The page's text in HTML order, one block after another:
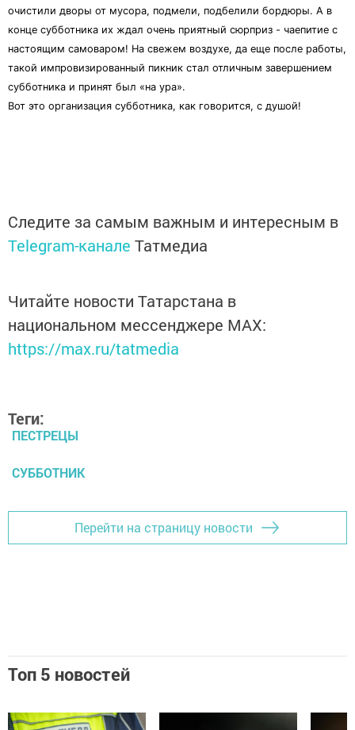
очистили дворы от мусора, подмели, подбелили бордюры. А в
конце субботника их ждал очень приятный сюрприз - чаепитие с
настоящим самоваром! На свежем воздухе, да еще после работы,
такой импровизированный пикник стал отличным завершением
субботника и принят был «на ура».
Вот это организация субботника, как говорится, с душой!
Следите за самым важным и интересным в
Telegram-канале Татмедиа
Читайте новости Татарстана в
национальном мессенджере MАХ:
https://max.ru/tatmedia
Теги:
ПЕСТРЕЦЫ
СУББОТНИК
Перейти на страницу новости
Топ 5 новостей